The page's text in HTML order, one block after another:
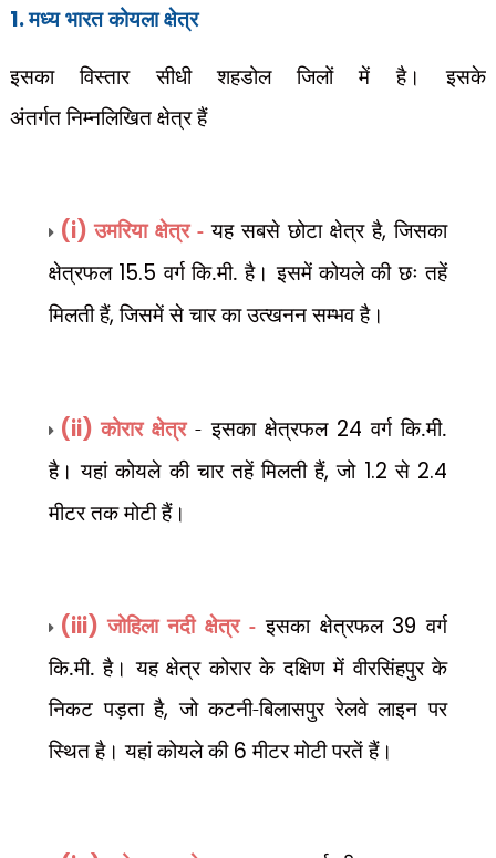
1.मध्य भारत कोयला क्षेत्र
इसका विस्तार सीधी शहडोल जिलों में है। इसके
अंतर्गतनिम्नलिखित क्षेत्र हैं
(i)उमरिया क्षेत्र - यह सबसे छोटा क्षेत्र है,जिसका
क्षेत्रफल 15.5 वर्ग कि.मी. है। इसमें कोयले की छः तहें
मिलती हैं,जिसमें से चार का उत्खनन सम्भव है।
(ii)कोरार क्षेत्र- इसका क्षेत्रफल 24 वर्ग कि.मी.
है। यहां कोयले की चार तहें मिलती हैं,जो 1.2 से 2.4
मीटर तक मोटी हैं।
(iii)जोहिला नदी क्षेत्र - इसका क्षेत्रफल 39 वर्ग
कि.मी. है। यह क्षेत्र कोरार के दक्षिण में वीरसिंहपुर के
निकट पड़ता है,जो कटनी-बिलासपुर रेलवे लाइन पर
स्थित है। यहां कोयले की 6 मीटर मोटी परतें हैं।